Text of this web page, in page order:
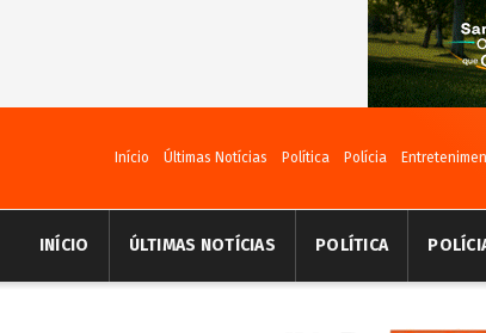
Início Últimas Notícias Política Polícia
INÍCIO ÚLTIMAS NOTÍCIAS POLÍTICA